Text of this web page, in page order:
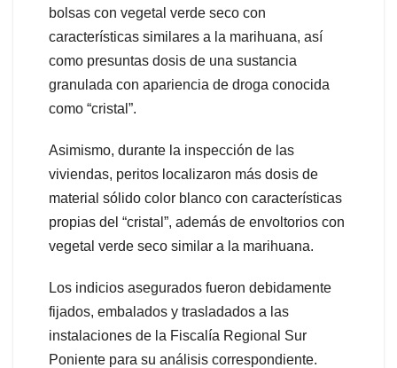
bolsas con vegetal verde seco con
características similares a la marihuana, así
como presuntas dosis de una sustancia
granulada con apariencia de droga conocida
como “cristal”.
Asimismo, durante la inspección de las
viviendas, peritos localizaron más dosis de
material sólido color blanco con características
propias del “cristal”, además de envoltorios con
vegetal verde seco similar a la marihuana.
Los indicios asegurados fueron debidamente
fijados, embalados y trasladados a las
instalaciones de la Fiscalía Regional Sur
Poniente para su análisis correspondiente.